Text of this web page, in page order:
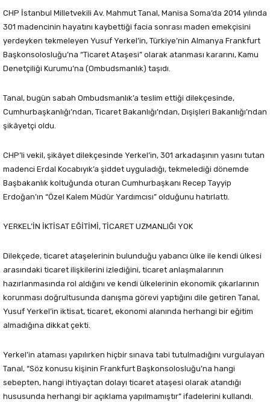
CHP İstanbul Milletvekili Av. Mahmut Tanal, Manisa Soma’da 2014 yılında
301 madencinin hayatını kaybettiği facia sonrası maden emekçisini
yerdeyken tekmeleyen Yusuf Yerkel’in, Türkiye’nin Almanya Frankfurt
Başkonsolosluğu’na “Ticaret Ataşesi” olarak atanması kararını, Kamu
Denetçiliği Kurumu’na (Ombudsmanlık) taşıdı.
Tanal, bugün sabah Ombudsmanlık’a teslim ettiği dilekçesinde,
Cumhurbaşkanlığı’ndan, Ticaret Bakanlığı’ndan, Dışişleri Bakanlığı’ndan
şikâyetçi oldu.
CHP’li vekil, şikâyet dilekçesinde Yerkel’in, 301 arkadaşının yasını tutan
madenci Erdal Kocabıyık’a şiddet uyguladığı, tekmelediği dönemde
Başbakanlık koltuğunda oturan Cumhurbaşkanı Recep Tayyip
Erdoğan’ın “Özel Kalem Müdür Yardımcısı” olduğunu hatırlattı.
YERKEL’İN İKTİSAT EĞİTİMİ, TİCARET UZMANLIĞI YOK
Dilekçede, ticaret ataşelerinin bulunduğu yabancı ülke ile kendi ülkesi
arasındaki ticaret ilişkilerini izlediğini, ticaret anlaşmalarının
hazırlanmasında rol aldığını ve kendi ülkelerinin ekonomik çıkarlarının
korunması doğrultusunda danışma görevi yaptığını dile getiren Tanal,
Yusuf Yerkel’in iktisat, ticaret, ekonomi alanında herhangi bir eğitim
almadığına dikkat çekti.
Yerkel’in ataması yapılırken hiçbir sınava tabi tutulmadığını vurgulayan
Tanal, “Söz konusu kişinin Frankfurt Başkonsolosluğu’na hangi
sebepten, hangi ihtiyaçtan dolayı ticaret ataşesi olarak atandığı
hususunda herhangi bir açıklama yapılmamıştır” ifadelerini kullandı.